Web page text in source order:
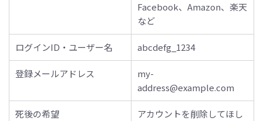
Facebook、Amazon、楽天
など
ログインID・ユーザー名 abcdefg_1234
登録メールアドレス
my-
address@example.com
死後の希望
アカウントを削除してほし